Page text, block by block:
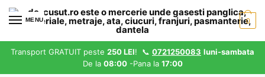
Skip
Skip
MENU 0
Transport GRATUIT peste 250 LEI! 📞 0721250083 luni-sambata
De la 08:00-Pana la 17:00